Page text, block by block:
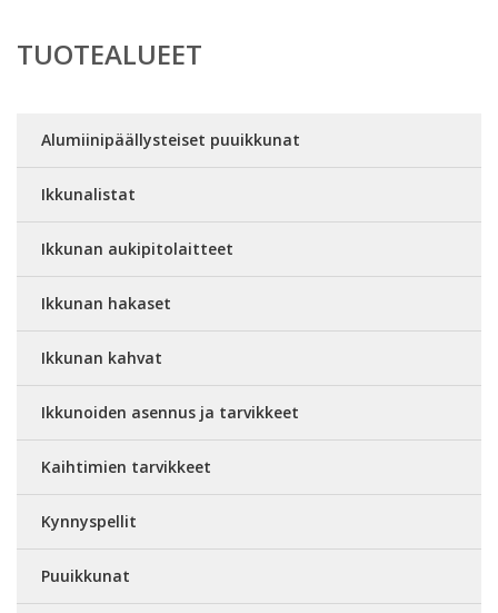
TUOTEALUEET
Alumiinipäällysteiset puuikkunat
Ikkunalistat
Ikkunan aukipitolaitteet
Ikkunan hakaset
Ikkunan kahvat
Ikkunoiden asennus ja tarvikkeet
Kaihtimien tarvikkeet
Kynnyspellit
Puuikkunat